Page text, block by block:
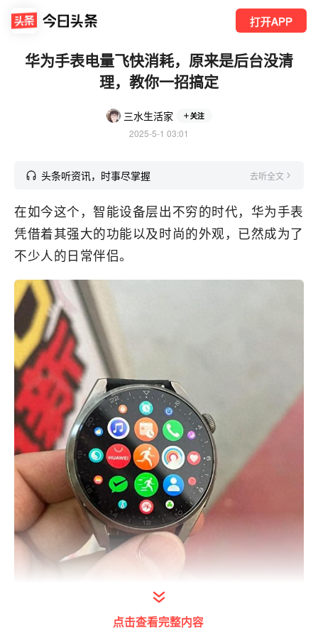
打开APP
华为手表电量飞快消耗，原来是后台没清
理，教你一招搞定
三水生活家 关注
2025-5-1 03:01
头条听资讯，时事尽掌握 去听全文
在如今这个，智能设备层出不穷的时代，华为手表
凭借着其强大的功能以及时尚的外观，已然成为了
不少人的日常伴侣。
点击查看完整内容